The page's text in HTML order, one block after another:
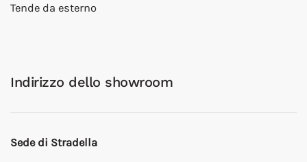
Tende da esterno
Indirizzo dello showroom
Sede di Stradella